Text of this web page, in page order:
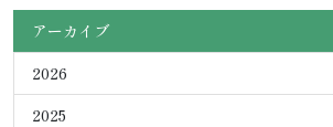
アーカイブ
2026
2025